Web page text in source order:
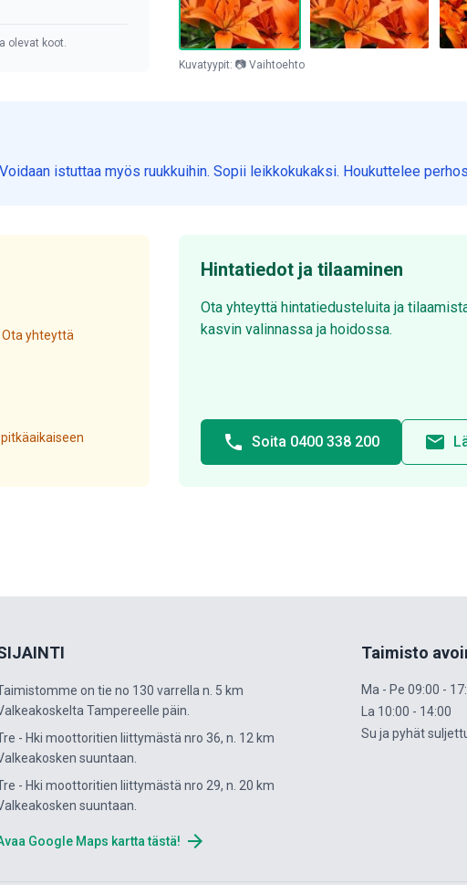
olevat koot.
Kuvatyypit: 📷 Vaihtoehto
istuttaa myös ruukkuihin. Sopii leikkokukaksi. Houkuttelee
yhteyttä
Hintatiedot ja tilaaminen
Ota yhteyttä hintatiedusteluita ja
kasvin valinnassa ja hoidossa.
phone Soita 0400 338 200 email
on tie no 130 varrella n. 5 km
Tampereelle päin.
- Hki moottoritien liittymästä nro 36, n. 12 km
suuntaan.
- Hki moottoritien liittymästä nro 29, n. 20 km
suuntaan.
Google Maps kartta tästä! arrow_forward
Taimisto
Ma - Pe 09:00 -
La 10:00 - 14:00
Su ja pyhät